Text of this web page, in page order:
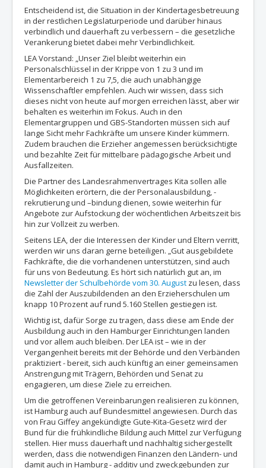
Entscheidend ist, die Situation in der Kindertagesbetreuung
in der restlichen Legislaturperiode und darüber hinaus
verbindlich und dauerhaft zu verbessern – die gesetzliche
Verankerung bietet dabei mehr Verbindlichkeit.
LEA Vorstand: „Unser Ziel bleibt weiterhin ein
Personalschlüssel in der Krippe von 1 zu 3 und im
Elementarbereich 1 zu 7,5, die auch unabhängige
Wissenschaftler empfehlen. Auch wir wissen, dass sich
dieses nicht von heute auf morgen erreichen lässt, aber wir
behalten es weiterhin im Fokus. Auch in den
Elementargruppen und GBS-Standorten müssen sich auf
lange Sicht mehr Fachkräfte um unsere Kinder kümmern.
Zudem brauchen die Erzieher angemessen berücksichtigte
und bezahlte Zeit für mittelbare pädagogische Arbeit und
Ausfallzeiten.
Die Partner des Landesrahmenvertrages Kita sollen alle
Möglichkeiten erörtern, die der Personalausbildung, -
rekrutierung und –bindung dienen, sowie weiterhin für
Angebote zur Aufstockung der wöchentlichen Arbeitszeit bis
hin zur Vollzeit zu werben.
Seitens LEA, der die Interessen der Kinder und Eltern verritt,
werden wir uns daran gerne beteiligen. „Gut ausgebildete
Fachkräfte, die die vorhandenen unterstützen, sind auch
für uns von Bedeutung. Es hört sich natürlich gut an, im
Newsletter der Schulbehörde vom 30. August zu lesen, dass
die Zahl der Auszubildenden an den Erzieherschulen um
knapp 10 Prozent auf rund 5.160 Stellen gestiegen ist.
Wichtig ist, dafür Sorge zu tragen, dass diese am Ende der
Ausbildung auch in den Hamburger Einrichtungen landen
und vor allem auch bleiben. Der LEA ist – wie in der
Vergangenheit bereits mit der Behörde und den Verbänden
praktiziert - bereit, sich auch künftig an einer gemeinsamen
Anstrengung mit Trägern, Behörden und Senat zu
engagieren, um diese Ziele zu erreichen.
Um die getroffenen Vereinbarungen realisieren zu können,
ist Hamburg auch auf Bundesmittel angewiesen. Durch das
von Frau Giffey angekündigte Gute-Kita-Gesetz wird der
Bund für die frühkindliche Bildung auch Mittel zur Verfügung
stellen. Hier muss dauerhaft und nachhaltig sichergestellt
werden, dass die notwendigen Finanzen den Ländern- und
damit auch in Hamburg - additiv und zweckgebunden zur